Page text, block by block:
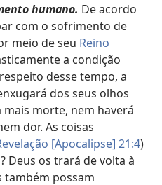
humano. De acordo
com o sofrimento de
meio de seu Reino
a condição
desse tempo, a
dos seus olhos
morte, nem haverá
dor. As coisas
[Apocalipse] 21:4)
Deus os trará de volta à
também possam